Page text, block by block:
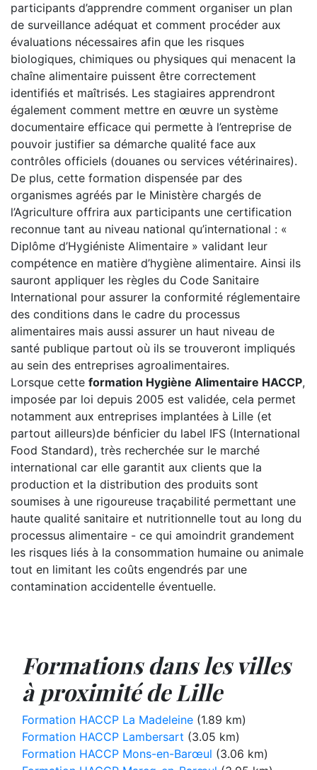
participants d’apprendre comment organiser un plan
de surveillance adéquat et comment procéder aux
évaluations nécessaires afin que les risques
biologiques, chimiques ou physiques qui menacent la
chaîne alimentaire puissent être correctement
identifiés et maîtrisés. Les stagiaires apprendront
également comment mettre en œuvre un système
documentaire efficace qui permette à l’entreprise de
pouvoir justifier sa démarche qualité face aux
contrôles officiels (douanes ou services vétérinaires).
De plus, cette formation dispensée par des
organismes agréés par le Ministère chargés de
l’Agriculture offrira aux participants une certification
reconnue tant au niveau national qu’international : «
Diplôme d’Hygiéniste Alimentaire » validant leur
compétence en matière d’hygiène alimentaire. Ainsi ils
sauront appliquer les règles du Code Sanitaire
International pour assurer la conformité réglementaire
des conditions dans le cadre du processus
alimentaires mais aussi assurer un haut niveau de
santé publique partout où ils se trouveront impliqués
au sein des entreprises agroalimentaires.
Lorsque cette formation Hygiène Alimentaire HACCP,
imposée par loi depuis 2005 est validée, cela permet
notamment aux entreprises implantées à Lille (et
partout ailleurs)de bénficier du label IFS (International
Food Standard), très recherchée sur le marché
international car elle garantit aux clients que la
production et la distribution des produits sont
soumises à une rigoureuse traçabilité permettant une
haute qualité sanitaire et nutritionnelle tout au long du
processus alimentaire - ce qui amoindrit grandement
les risques liés à la consommation humaine ou animale
tout en limitant les coûts engendrés par une
contamination accidentelle éventuelle.
Formations dans les villes
à proximité de Lille
Formation HACCP La Madeleine (1.89 km)
Formation HACCP Lambersart (3.05 km)
Formation HACCP Mons-en-Barœul (3.06 km)